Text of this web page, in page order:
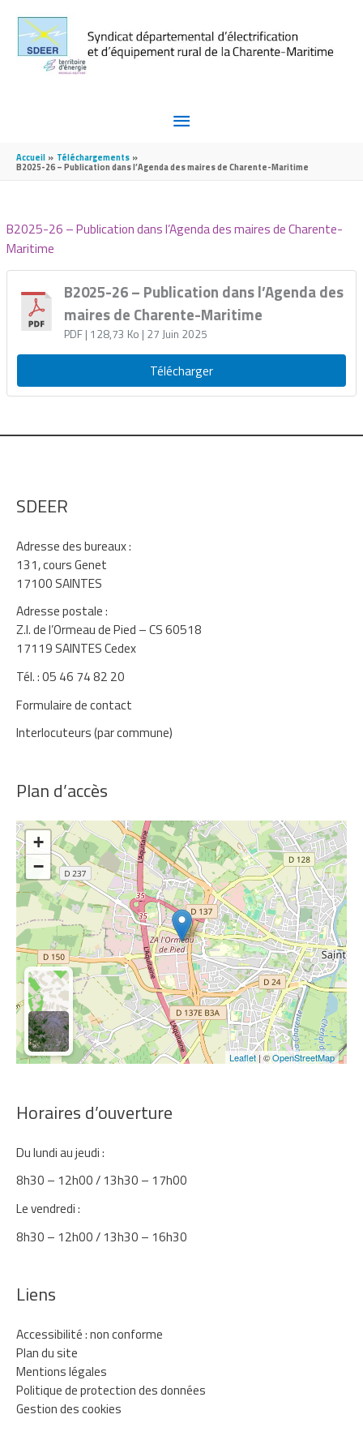
MENU
PRINCIPAL
Accueil Téléchargements
B2025-26 – Publication dans l’Agenda des maires de Charente-Maritime
B2025-26 – Publication dans l’Agenda des maires de Charente-
Maritime
B2025-26 – Publication dans l’Agenda des
maires de Charente-Maritime
PDF| 128,73 Ko | 27 Juin 2025
Télécharger
SDEER
Adresse des bureaux :
131, cours Genet
17100 SAINTES
Adresse postale :
Z.I. de l’Ormeau de Pied – CS 60518
17119 SAINTES Cedex
Tél. : 05 46 74 82 20
Formulaire de contact
Interlocuteurs (par commune)
Plan d’accès
+
−
Leaflet | ©OpenStreetMap
Horaires d’ouverture
Du lundi au jeudi :
8h30 – 12h00 / 13h30 – 17h00
Le vendredi :
8h30 – 12h00 / 13h30 – 16h30
Liens
Accessibilité : non conforme
Plan du site
Mentions légales
Politique de protection des données
Gestion des cookies